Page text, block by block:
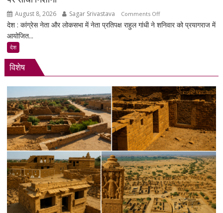
August 8, 2026 Sagar Srivastava Comments Offon
राहुल
का
नशा’,
रोजगार
को
लेकर
सरकार
पर
साधा
निशाना
देश : कांग्रेस नेता और लोकसभा में नेता प्रतिपक्ष राहुल गांधी ने शनिवार को प्रयागराज में
आयोजित...
देश
विशेष